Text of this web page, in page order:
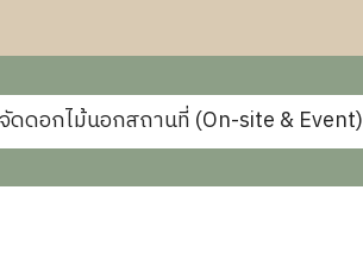
จัดดอกไม้นอกสถานที่ (On-site & Event)